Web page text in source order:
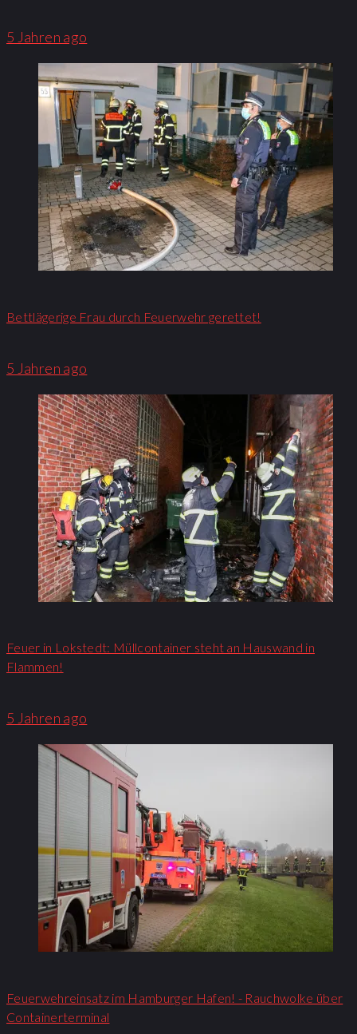
5 Jahren ago
Bettlägerige Frau durch Feuerwehr gerettet!
5 Jahren ago
Feuer in Lokstedt: Müllcontainer steht an Hauswand in
Flammen!
5 Jahren ago
Feuerwehreinsatz im Hamburger Hafen! - Rauchwolke über
Containerterminal